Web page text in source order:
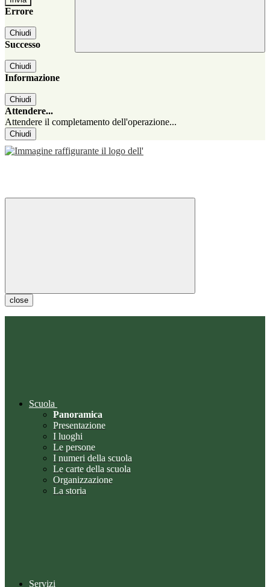
Errore
Chiudi
Successo
Chiudi
Informazione
Chiudi
Attendere...
Attendere il completamento dell'operazione...
Chiudi
close
Scuola
Panoramica
Presentazione
I luoghi
Le persone
I numeri della scuola
Le carte della scuola
Organizzazione
La storia
Servizi